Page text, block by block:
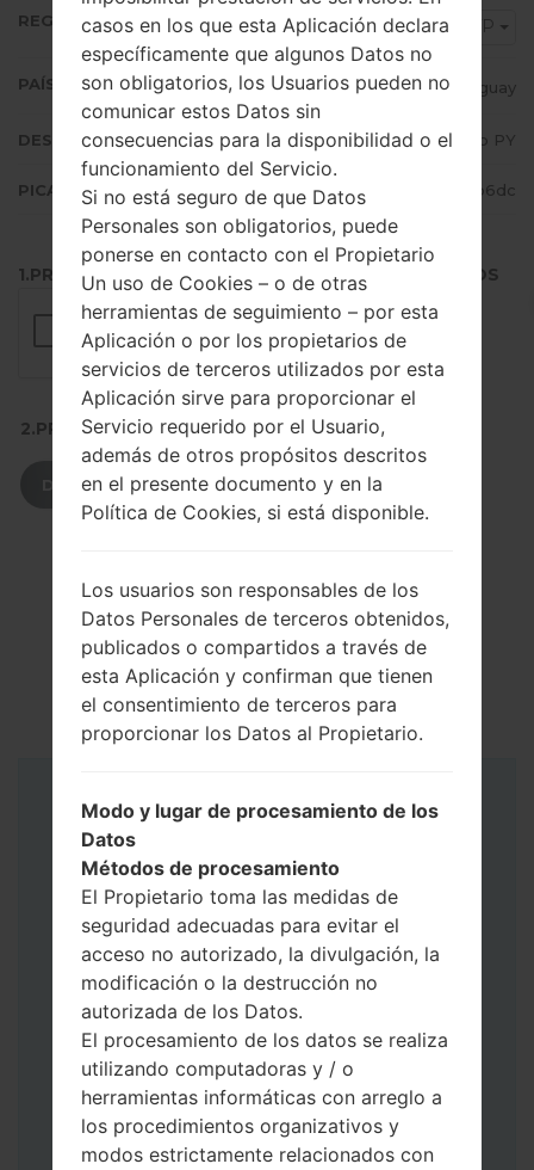
REGIÓN CTP
PAÍS (UN/EL PAÍS) Paraguay
DESCRIPCIÓN Claro PY
PICADILLO 36935fb7cc13c9dbb89f9d43bc34b6dc
1.PRESIONE EL BOTÓN PARA CARGAR LOS ARCHIVOS
2.PRESIONE PARA DESCARGAR
DESCARGAR
Instrucciones
casos en los que esta Aplicación declara
específicamente que algunos Datos no
son obligatorios, los Usuarios pueden no
comunicar estos Datos sin
consecuencias para la disponibilidad o el
funcionamiento del Servicio.
Si no está seguro de que Datos
Personales son obligatorios, puede
ponerse en contacto con el Propietario
Un uso de Cookies – o de otras
herramientas de seguimiento – por esta
Aplicación o por los propietarios de
servicios de terceros utilizados por esta
Aplicación sirve para proporcionar el
Servicio requerido por el Usuario,
además de otros propósitos descritos
en el presente documento y en la
Política de Cookies, si está disponible.
Los usuarios son responsables de los
Datos Personales de terceros obtenidos,
publicados o compartidos a través de
esta Aplicación y confirman que tienen
el consentimiento de terceros para
proporcionar los Datos al Propietario.
Modo y lugar de procesamiento de los
Datos
Métodos de procesamiento
El Propietario toma las medidas de
seguridad adecuadas para evitar el
acceso no autorizado, la divulgación, la
modificación o la destrucción no
autorizada de los Datos.
El procesamiento de los datos se realiza
utilizando computadoras y / o
herramientas informáticas con arreglo a
los procedimientos organizativos y
modos estrictamente relacionados con